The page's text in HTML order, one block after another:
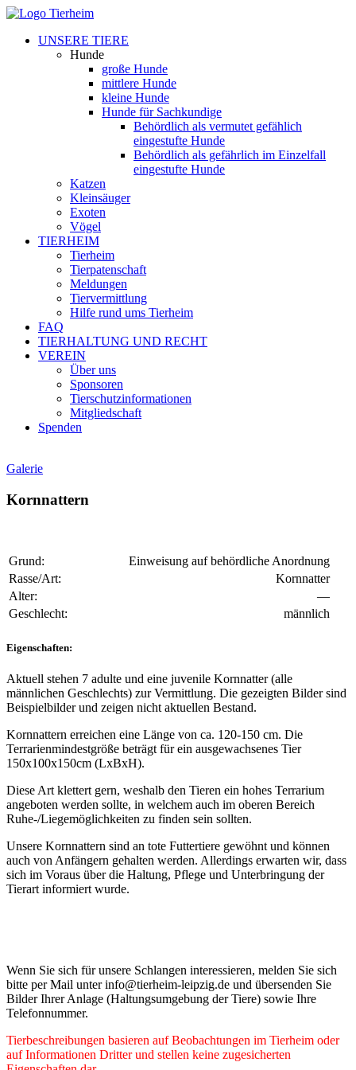
UNSERE TIERE
Hunde
große Hunde
mittlere Hunde
kleine Hunde
Hunde für Sachkundige
Behördlich als vermutet gefählich
eingestufte Hunde
Behördlich als gefährlich im Einzelfall
eingestufte Hunde
Katzen
Kleinsäuger
Exoten
Vögel
TIERHEIM
Tierheim
Tierpatenschaft
Meldungen
Tiervermittlung
Hilfe rund ums Tierheim
FAQ
TIERHALTUNG UND RECHT
VEREIN
Über uns
Sponsoren
Tierschutzinformationen
Mitgliedschaft
Spenden
Galerie
Kornnattern
Grund:
Einweisung auf behördliche Anordnung
Rasse/Art:
Kornnatter
Alter:
—
Geschlecht:
männlich
Eigenschaften:
Aktuell stehen 7 adulte und eine juvenile Kornnatter (alle
männlichen Geschlechts) zur Vermittlung. Die gezeigten Bilder sind
Beispielbilder und zeigen nicht aktuellen Bestand.
Kornnattern erreichen eine Länge von ca. 120-150 cm. Die
Terrarienmindestgröße beträgt für ein ausgewachsenes Tier
150x100x150cm (LxBxH).
Diese Art klettert gern, weshalb den Tieren ein hohes Terrarium
angeboten werden sollte, in welchem auch im oberen Bereich
Ruhe-/Liegemöglichkeiten zu finden sein sollten.
Unsere Kornnattern sind an tote Futtertiere gewöhnt und können
auch von Anfängern gehalten werden. Allerdings erwarten wir, dass
sich im Voraus über die Haltung, Pflege und Unterbringung der
Tierart informiert wurde.
Wenn Sie sich für unsere Schlangen interessieren, melden Sie sich
bitte per Mail unter info@tierheim-leipzig.de und übersenden Sie
Bilder Ihrer Anlage (Haltungsumgebung der Tiere) sowie Ihre
Telefonnummer.
Tierbeschreibungen basieren auf Beobachtungen im Tierheim oder
auf Informationen Dritter und stellen keine zugesicherten